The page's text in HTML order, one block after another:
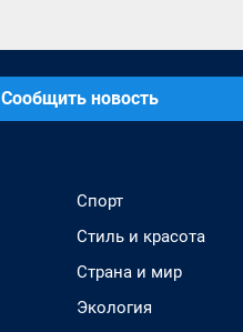
Сообщить новость
Спорт
Стиль и красота
Страна и мир
Экология